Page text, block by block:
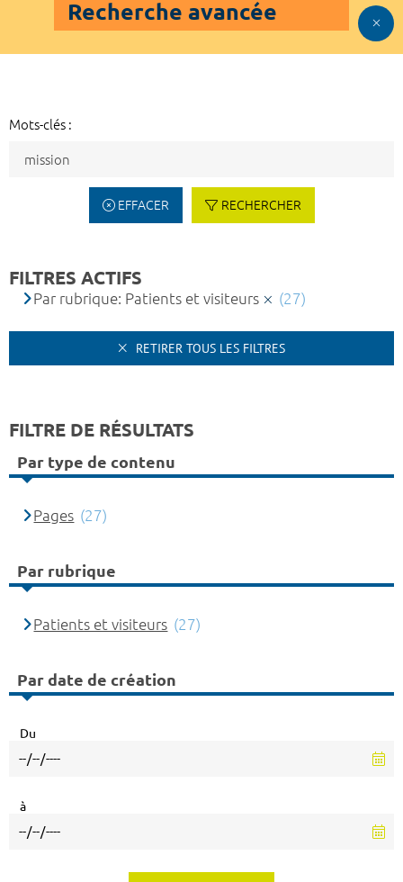
Recherche avancée
Mots-clés :
EFFACER RECHERCHER
FILTRES ACTIFS
Par rubrique: Patients et visiteurs (27)
RETIRER TOUS LES FILTRES
FILTRE DE RÉSULTATS
Par type de contenu
Pages (27)
Par rubrique
Patients et visiteurs (27)
Par date de création
Du
à